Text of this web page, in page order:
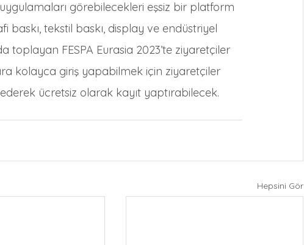
görebilecekleri eşsiz bir platform
baskı, tekstil baskı, display ve endüstriyel
toplayan FESPA Eurasia 2023’te ziyaretçiler
kolayca giriş yapabilmek için ziyaretçiler
ücretsiz olarak kayıt yaptırabilecek.
Hepsini Gör